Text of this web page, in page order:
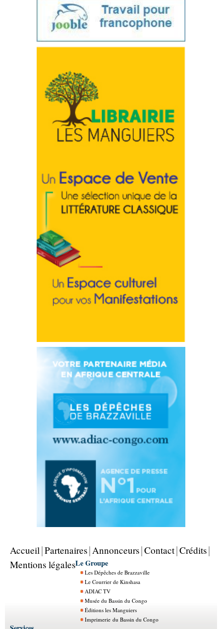
Accueil Partenaires Annonceurs Contact Crédits
Mentions légalesLe Groupe
Les Dépêches de Brazzaville
Le Courrier de Kinshasa
ADIAC TV
Musée du Bassin du Congo
Éditions les Manguiers
Imprimerie du Bassin du Congo